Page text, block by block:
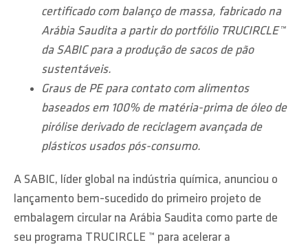
certificado com balanço de massa, fabricado na
Arábia Saudita a partir do portfólio TRUCIRCLE™
da SABIC para a produção de sacos de pão
sustentáveis.
Graus de PE para contato com alimentos
baseados em 100% de matéria-prima de óleo de
pirólise derivado de reciclagem avançada de
plásticos usados ​​pós-consumo.
A SABIC, líder global na indústria química, anunciou o
lançamento bem-sucedido do primeiro projeto de
embalagem circular na Arábia Saudita como parte de
seu programa TRUCIRCLE ™ para acelerar a